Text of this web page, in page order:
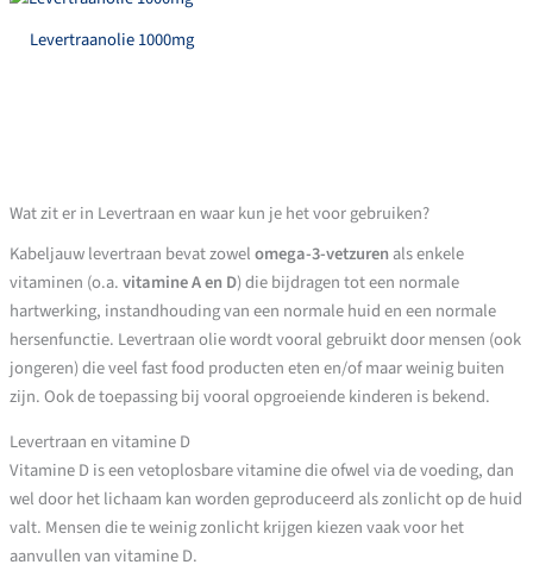
Levertraanolie 1000mg
Wat zit er in Levertraan en waar kun je het voor gebruiken?
Kabeljauw levertraan bevat zowelomega-3-vetzurenals enkele
vitaminen (o.a.vitamine A en D) die bijdragen tot een normale
hartwerking, instandhouding van een normale huid en een normale
hersenfunctie. Levertraan olie wordt vooral gebruikt door mensen (ook
jongeren) die veel fast food producten eten en/of maar weinig buiten
zijn. Ook de toepassing bij vooral opgroeiende kinderen is bekend.
Levertraan en vitamine D
Vitamine D is een vetoplosbare vitamine die ofwel via de voeding, dan
wel door het lichaam kan worden geproduceerd als zonlicht op de huid
valt. Mensen die te weinig zonlicht krijgen kiezen vaak voor het
aanvullen van vitamine D.